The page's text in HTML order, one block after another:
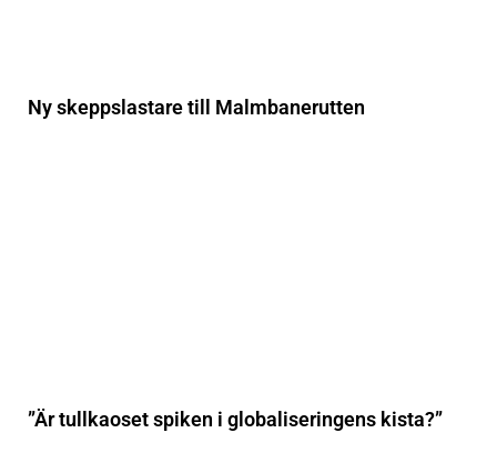
Ny skeppslastare till Malmbanerutten
”Är tullkaoset spiken i globaliseringens kista?”